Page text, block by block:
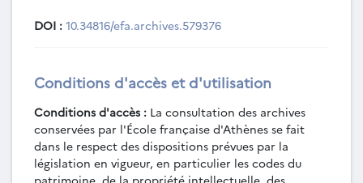
DOI : 10.34816/efa.archives.579376
Conditions d'accès et d'utilisation
Conditions d'accès : La consultation des archives
conservées par l'École française d'Athènes se fait
dans le respect des dispositions prévues par la
législation en vigueur, en particulier les codes du
patrimoine, de la propriété intellectuelle, des